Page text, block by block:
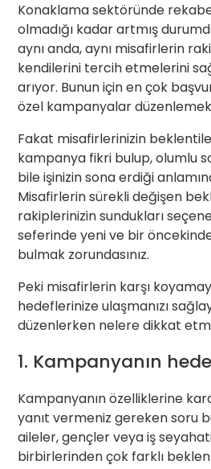
Konaklama sektöründe
olmadığı kadar artmış
aynı anda, aynı misafirlerin
kendilerini tercih etmelerini
arıyor. Bunun için en çok
özel kampanyalar
Fakat misafirlerinizin
kampanya fikri bulup, olumlu
bile işinizin sona erdiği
Misafirlerin sürekli değişen
rakiplerinizin sundukları
seferinde yeni ve bir
bulmak zorundasınız.
Peki misafirlerin karşı
hedeflerinize ulaşmanızı
düzenlerken nelere dikkat
1. Kampanyanın
Kampanyanın özelliklerine
yanıt vermeniz gereken soru
aileler, gençler veya iş
birbirlerinden çok farklı